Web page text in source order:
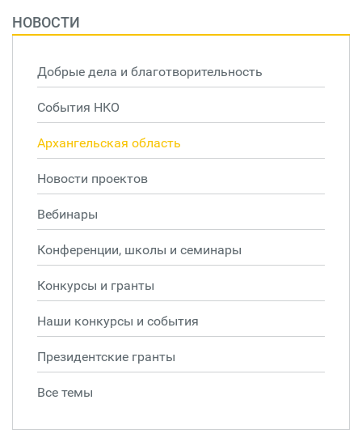
НОВОСТИ
Добрые дела и благотворительность
События НКО
Архангельская область
Новости проектов
Вебинары
Конференции, школы и семинары
Конкурсы и гранты
Наши конкурсы и события
Президентские гранты
Все темы